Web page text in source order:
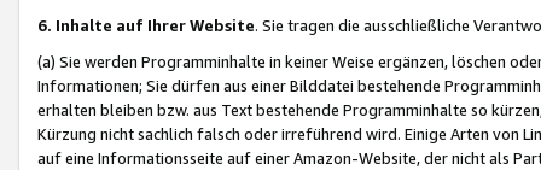
6. Inhalte auf Ihrer Website. Sie tragen die ausschließliche
(a) Sie werden Programminhalte in keiner Weise ergänzen, löschen
Informationen; Sie dürfen aus einer Bilddatei bestehende
erhalten bleiben bzw. aus Text bestehende Programminhalte so
Kürzung nicht sachlich falsch oder irreführend wird. Einige Arten von
auf eine Informationsseite auf einer Amazon-Website, der nicht als